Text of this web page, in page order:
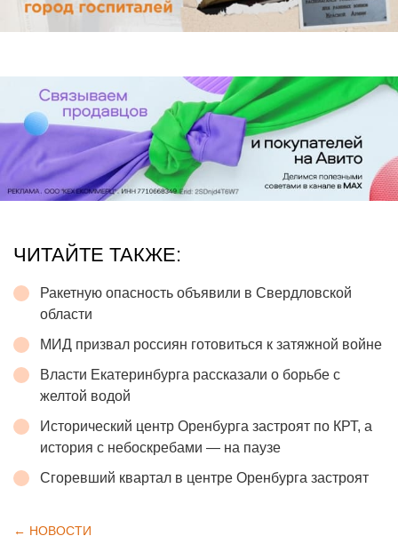
ЧИТАЙТЕ ТАКЖЕ:
Ракетную опасность объявили в Свердловской
области
МИД призвал россиян готовиться к затяжной войне
Власти Екатеринбурга рассказали о борьбе с
желтой водой
Исторический центр Оренбурга застроят по КРТ, а
история с небоскребами — на паузе
Сгоревший квартал в центре Оренбурга застроят
← НОВОСТИ